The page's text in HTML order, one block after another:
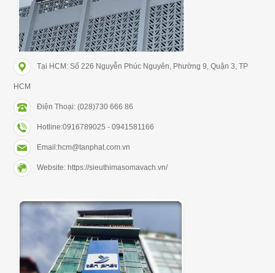
Tại HCM: Số 226 Nguyễn Phúc Nguyên, Phường 9, Quận 3, TP
HCM
Điện Thoại: (028)730 666 86
Hotline:0916789025 - 0941581166
Email:hcm@tanphat.com.vn
Website: https://sieuthimasomavach.vn/